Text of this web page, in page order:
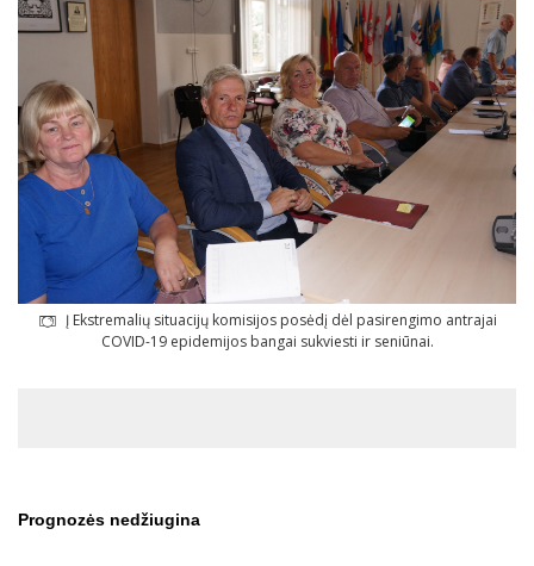
Į Ekstremalių situacijų komisijos posėdį dėl pasirengimo antrajai
COVID-19 epidemijos bangai sukviesti ir seniūnai.
Prognozės nedžiugina